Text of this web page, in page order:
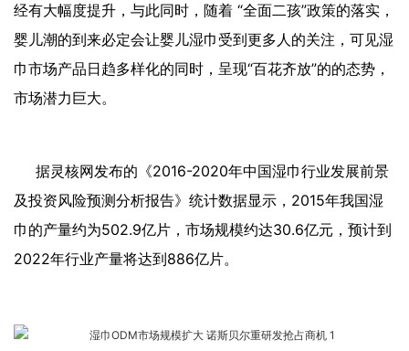
经有大幅度提升，与此同时，随着 “全面二孩”政策的落实，
婴儿潮的到来必定会让婴儿湿巾受到更多人的关注，可见湿
巾市场产品日趋多样化的同时，呈现“百花齐放”的的态势，
市场潜力巨大。
据灵核网发布的《2016-2020年中国湿巾行业发展前景
及投资风险预测分析报告》统计数据显示，2015年我国湿
巾的产量约为502.9亿片，市场规模约达30.6亿元，预计到
2022年行业产量将达到886亿片。